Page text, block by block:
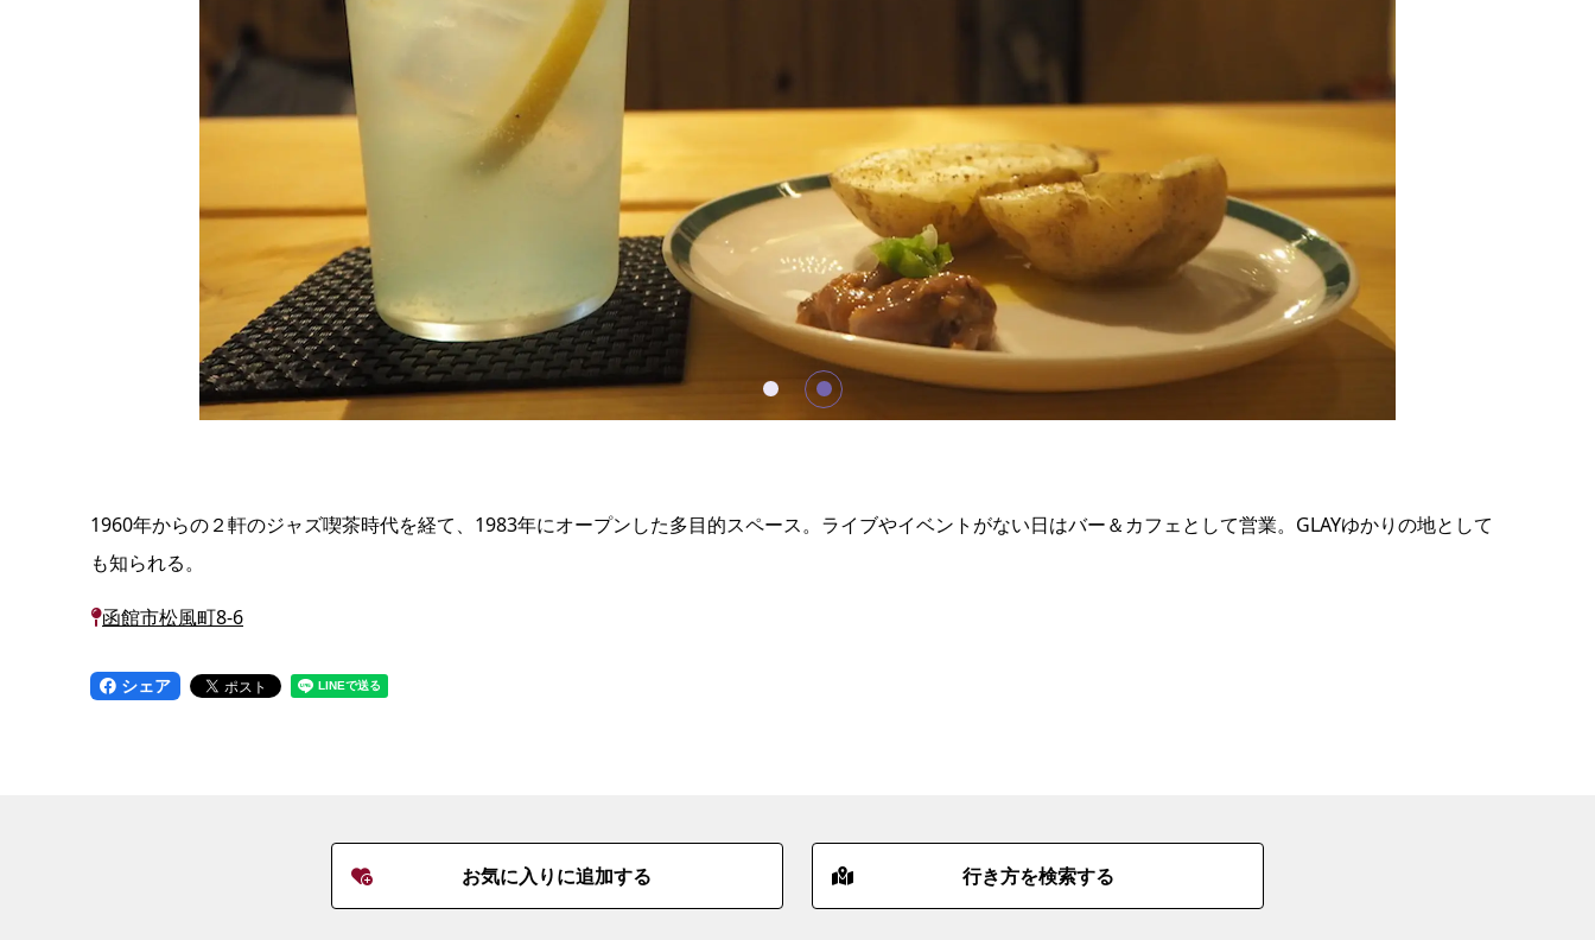
1960年からの２軒のジャズ喫茶時代を経て、1983年にオープンした多目的スペース。ライブやイベントがない日はバー＆カフェとして営業。GLAYゆかりの地として
も知られる。
函館市松風町8-6
シェア
お気に入りに追加する 行き方を検索する